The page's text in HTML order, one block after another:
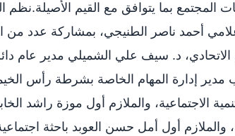
المجتمع بما يتوافق مع القيم
أحمد ناصر الطنيجي، بمشاركة عدد
د. سيف علي الشميلي مدير عام
إدارة المهام الخاصة بشرطة رأس
الاجتماعية، والملازم أول موزة راشد
والملازم أول أمل حسن العوبد باحثة